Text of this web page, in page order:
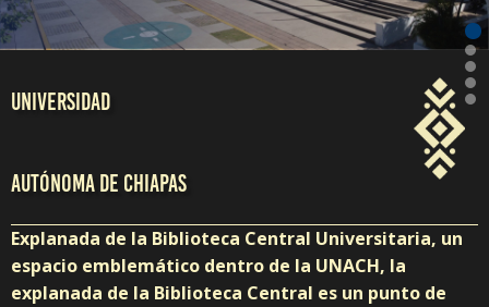
1/5
UNIVERSIDAD
AUTÓNOMA DE CHIAPAS
Explanada de la Biblioteca Central Universitaria, un
espacio emblemático dentro de la UNACH, la
explanada de la Biblioteca Central es un punto de